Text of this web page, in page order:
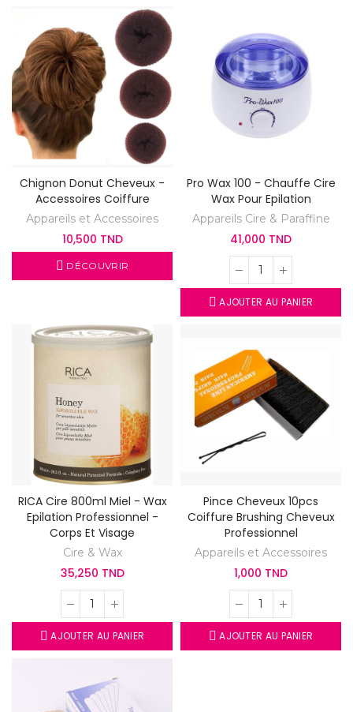
Chignon Donut Cheveux -
Accessoires Coiffure
Appareils et Accessoires
10,500 TND
DÉCOUVRIR
Pro Wax 100 - Chauffe Cire
Wax Pour Epilation
Appareils Cire & Paraffine
41,000 TND
AJOUTER AU PANIER
RICA Cire 800ml Miel - Wax
Epilation Professionnel -
Corps Et Visage
Cire & Wax
35,250 TND
AJOUTER AU PANIER
Pince Cheveux 10pcs
Coiffure Brushing Cheveux
Professionnel
Appareils et Accessoires
1,000 TND
AJOUTER AU PANIER